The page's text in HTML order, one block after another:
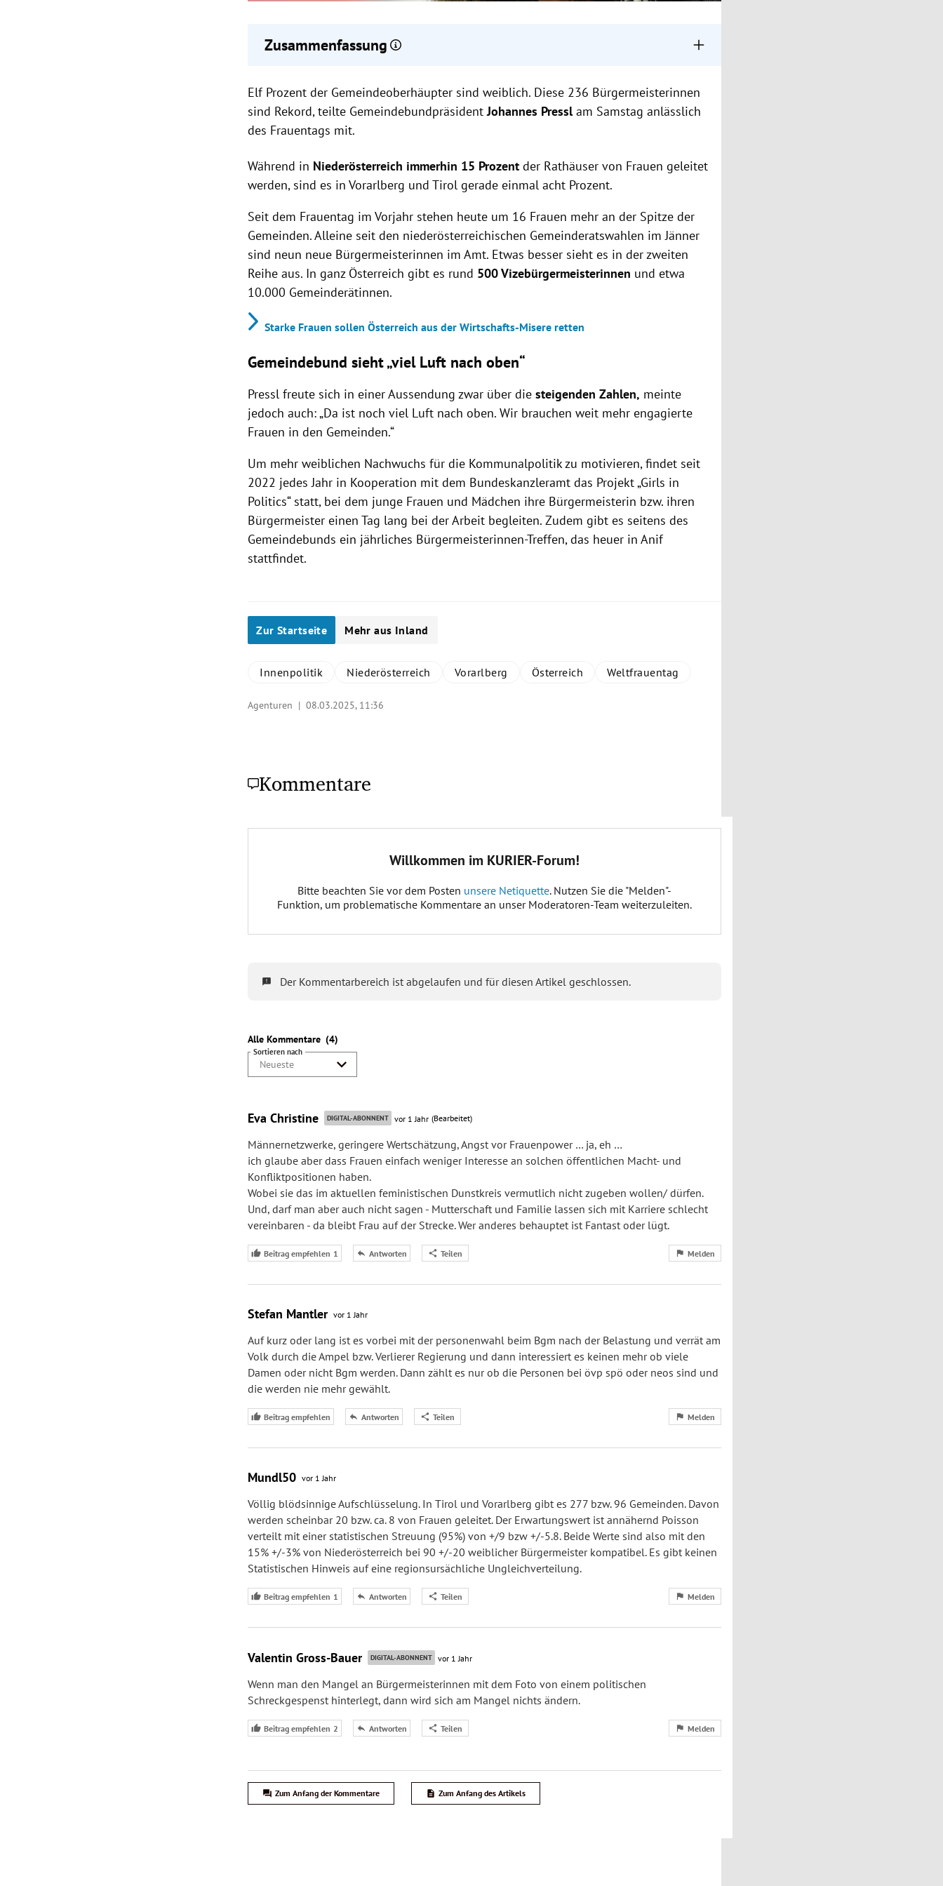
Zusammenfassung
In Niederösterreich sind 15 Prozent der Rathäuser von Frauen geleitet, in Vorarlberg und
Tirol acht Prozent.
Das Projekt 'Girls in Politics' soll mehr Frauen für Kommunalpolitik motivieren.
Elf Prozent der Gemeindeoberhäupter sind weiblich. Diese 236 Bürgermeisterinnen
sind Rekord, teilte GemeindebundpräsidentJohannes Presslam Samstag anlässlich
des Frauentags mit.
Während in Niederösterreich immerhin 15 Prozentder Rathäuser von Frauen geleitet
werden, sind es in Vorarlberg und Tirol gerade einmal acht Prozent.
Seit dem Frauentag im Vorjahr stehen heute um 16 Frauen mehr an der Spitze der
Gemeinden. Alleine seit den niederösterreichischen Gemeinderatswahlen im Jänner
sind neun neue Bürgermeisterinnen im Amt. Etwas besser sieht es in der zweiten
Reihe aus. In ganz Österreich gibt es rund 500 Vizebürgermeisterinnen und etwa
10.000 Gemeinderätinnen.
Starke Frauen sollen Österreich aus der Wirtschafts-Misere retten
Gemeindebund sieht „viel Luft nach oben“
Pressl freute sich in einer Aussendung zwar über diesteigenden Zahlen, meinte
jedoch auch: „Da ist noch viel Luft nach oben. Wir brauchen weit mehr engagierte
Frauen in den Gemeinden.“
Um mehr weiblichen Nachwuchs für die Kommunalpolitik zu motivieren, findet seit
2022 jedes Jahr in Kooperation mit dem Bundeskanzleramt das Projekt „Girls in
Politics“ statt, bei dem junge Frauen und Mädchen ihre Bürgermeisterin bzw. ihren
Bürgermeister einen Tag lang bei der Arbeit begleiten. Zudem gibt es seitens des
Gemeindebunds ein jährliches Bürgermeisterinnen-Treffen, das heuer in Anif
stattfindet.
Zur Startseite Mehr aus Inland
Innenpolitik Niederösterreich Vorarlberg Österreich Weltfrauentag
Agenturen |08.03.2025, 11:36
Kommentare